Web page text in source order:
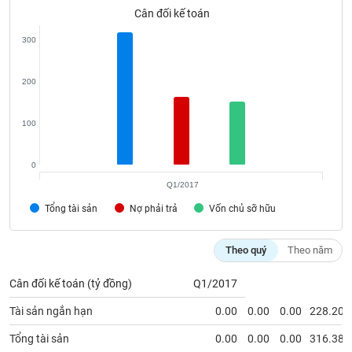
Cân đối kế toán
Tổng tài sản Nợ phải trả Vốn chủ sỡ hữu
0
100
200
300
Q1/2017
Theo quý Theo năm
Cân đối kế toán (tỷ đồng) Q1/2017
Tài sản ngắn hạn 0.00 0.00 0.00 228.20
Tổng tài sản 0.00 0.00 0.00 316.38
THÔNG
TIỆN
BẤT
ĐỘNG
Mã
chứng
khoán
(-)